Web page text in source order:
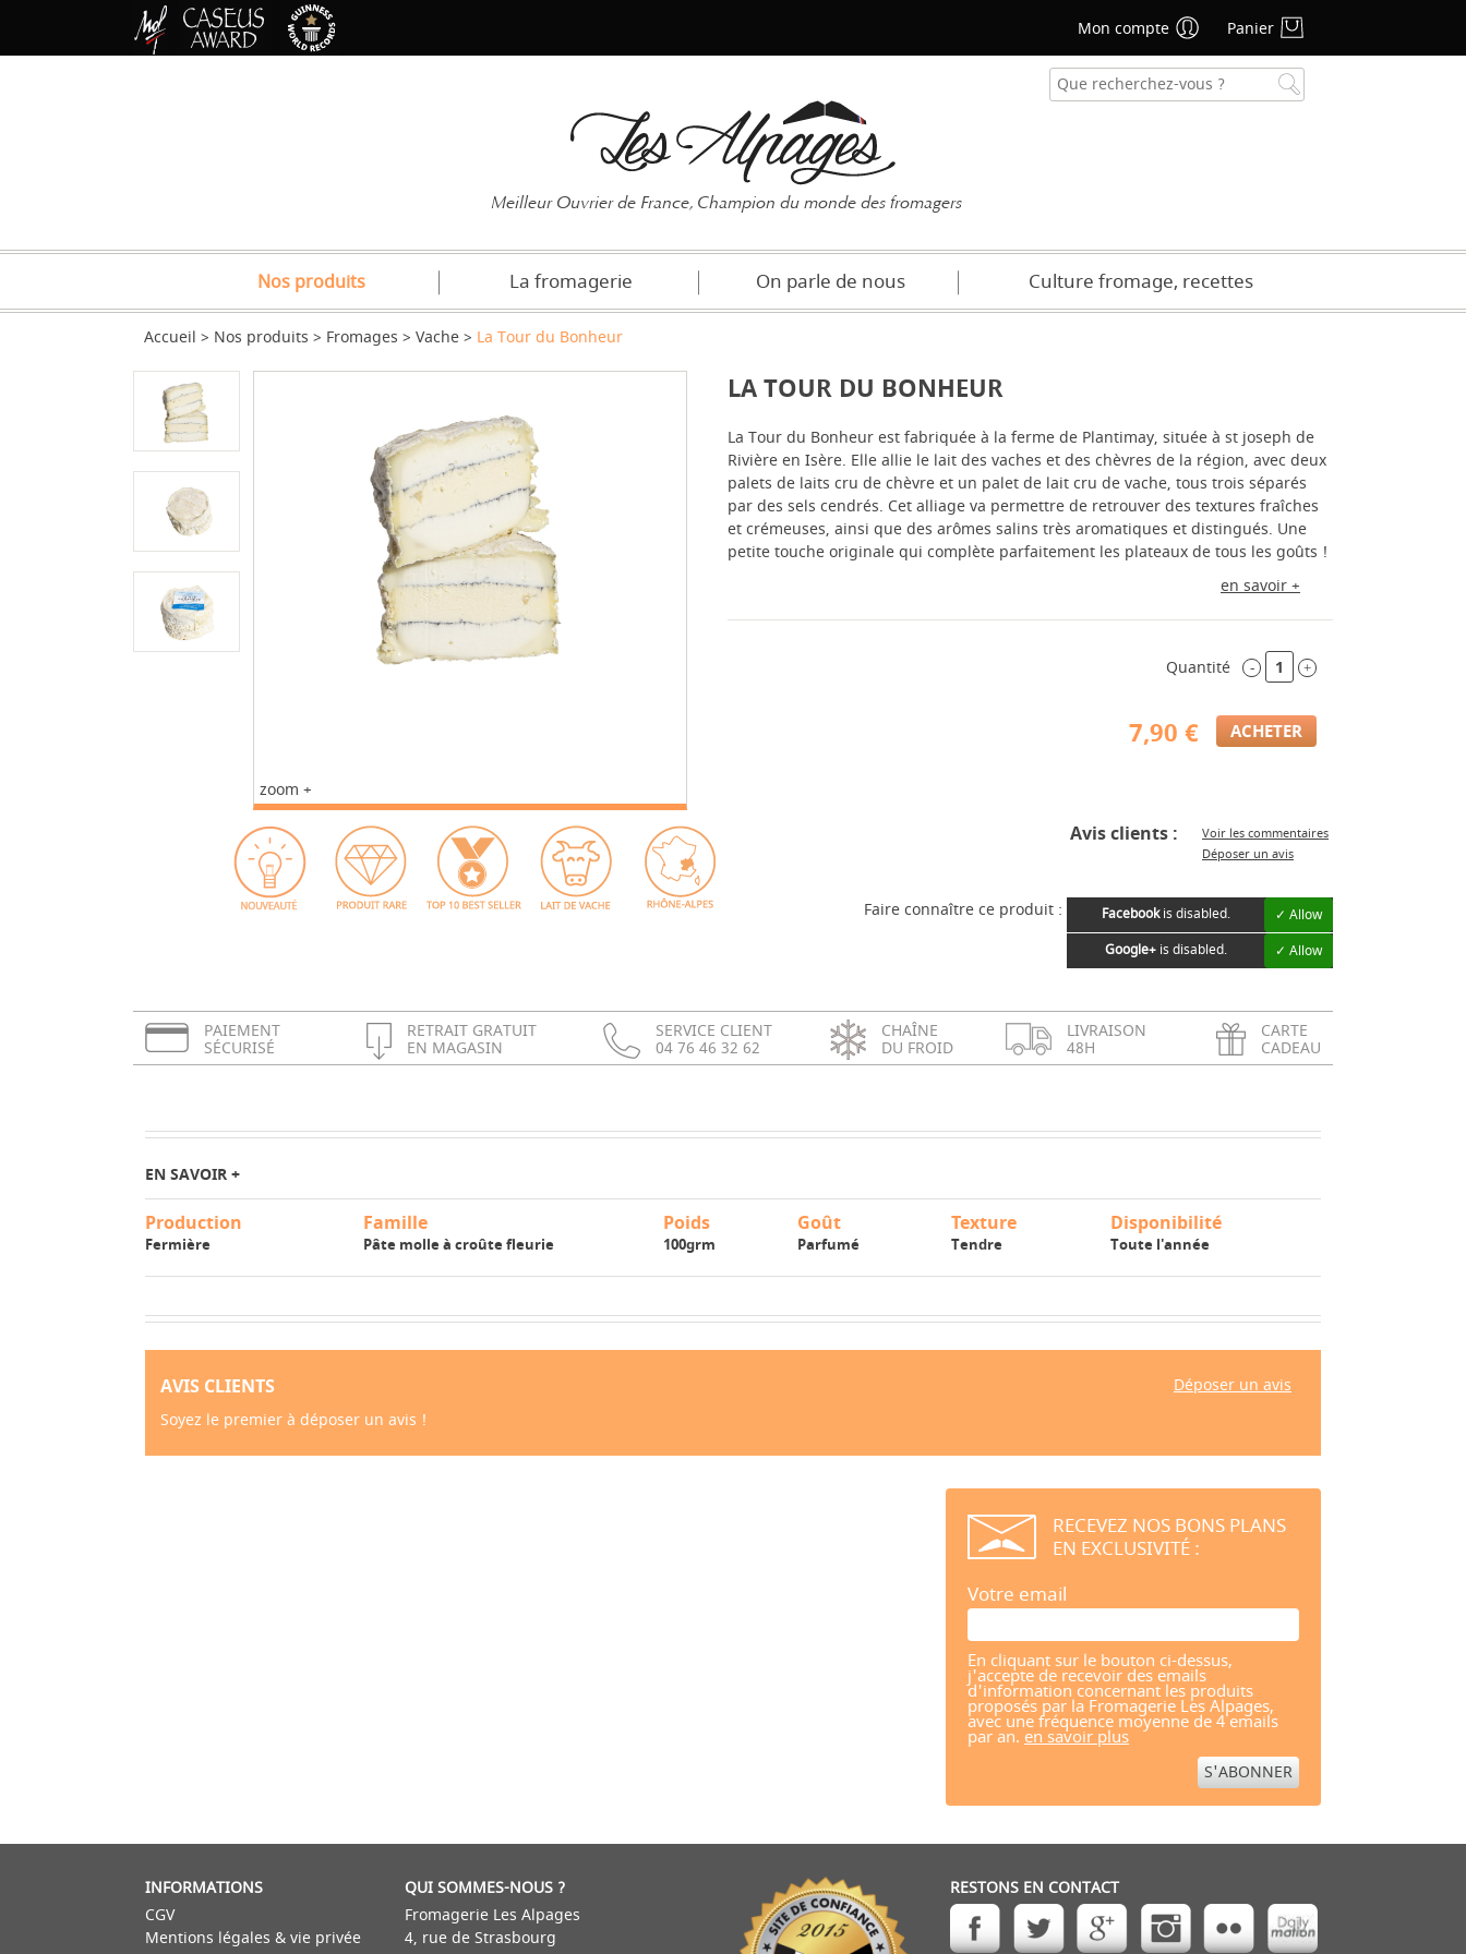
Meilleur Ouvrier de France, Champion du monde des fromagers
Nos produits La fromagerie On parle de nous Culture fromage, recettes
Accueil Nos produits Fromages Vache La Tour du Bonheur
LA TOUR DU BONHEUR
La Tour du Bonheur est fabriquée à la ferme de Plantimay, située à st joseph de
Rivière en Isère. Elle allie le lait des vaches et des chèvres de la région, avec deux
palets de laits cru de chèvre et un palet de lait cru de vache, tous trois séparés
par des sels cendrés. Cet alliage va permettre de retrouver des textures fraîches
et crémeuses, ainsi que des arômes salins très aromatiques et distingués. Une
petite touche originale qui complète parfaitement les plateaux de tous les goûts !
en savoir +
Quantité - +
7,90 €
Avis clients :
Voir les commentaires
Déposer un avis
Faire connaître ce produit : Facebookis disabled.
✓ Allow
Google+is disabled. ✓ Allow
zoom +
PAIEMENT
SÉCURISÉ
RETRAIT GRATUIT
EN MAGASIN
SERVICE CLIENT
04 76 46 32 62
CHAÎNE
DU FROID
LIVRAISON
48H
CARTE
CADEAU
EN SAVOIR +
Production
Fermière
Famille
Pâte molle à croûte fleurie
Poids
100grm
Goût
Parfumé
Texture
Tendre
Disponibilité
Toute l'année
Déposer un avis
AVIS CLIENTS
Soyez le premier à déposer un avis !
RECEVEZ NOS BONS PLANS
EN EXCLUSIVITÉ :
Votre email
En cliquant sur le bouton ci-dessus,
j'accepte de recevoir des emails
d'information concernant les produits
proposés par la Fromagerie Les Alpages,
avec une fréquence moyenne de 4 emails
par an. en savoir plus
Mon compte Panier
INFORMATIONS
CGV
Mentions légales & vie privée
QUI SOMMES-NOUS ?
Fromagerie Les Alpages
4, rue de Strasbourg
RESTONS EN CONTACT